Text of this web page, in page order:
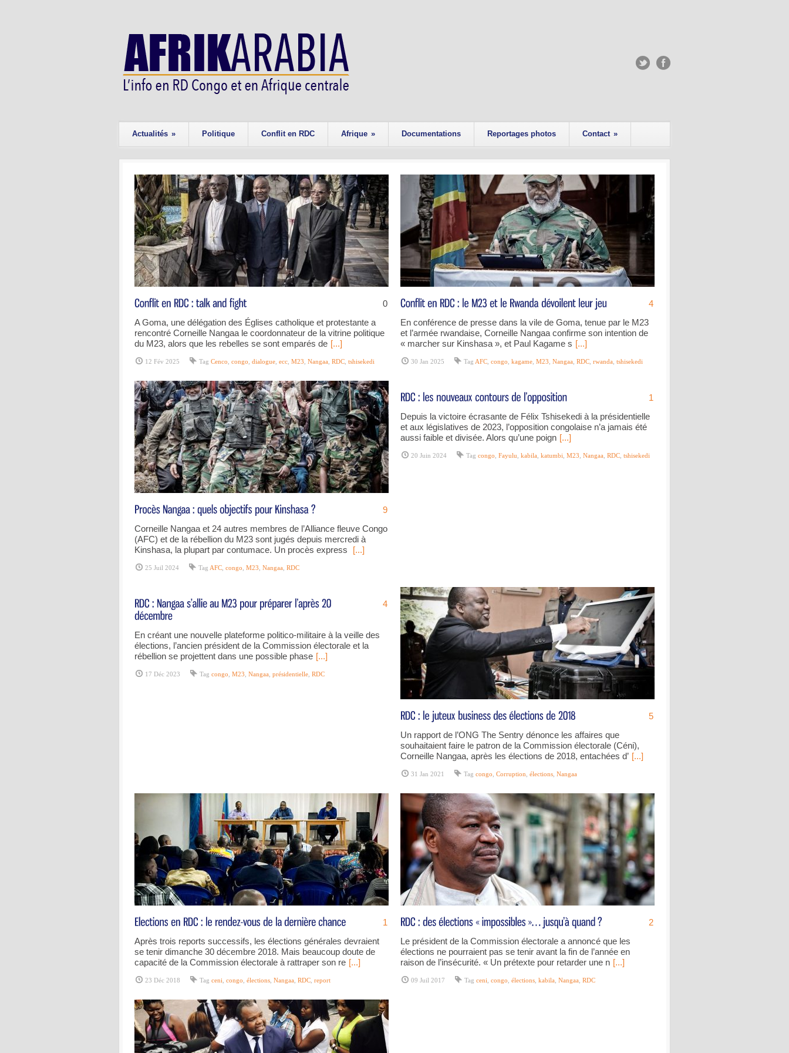
Actualités » Politique Conflit en RDC Afrique » Documentations Reportages photos Contact »
0
A Goma, une délégation des Églises catholique et protestante a
rencontré Corneille Nangaa le coordonnateur de la vitrine politique
du M23, alors que les rebelles se sont emparés de [...]
12 Fév 2025 Tag Cenco congo dialogue ecc M23 Nangaa RDC tshisekedi
4
En conférence de presse dans la vile de Goma, tenue par le M23
et l’armée rwandaise, Corneille Nangaa confirme son intention de
« marcher sur Kinshasa », et Paul Kagame s [...]
30 Jan 2025 Tag AFC congo kagame M23 Nangaa RDC rwanda tshisekedi
9
Corneille Nangaa et 24 autres membres de l’Alliance fleuve Congo
(AFC) et de la rébellion du M23 sont jugés depuis mercredi à
Kinshasa, la plupart par contumace. Un procès express
[...]
25 Juil 2024 Tag AFC congo M23 Nangaa RDC
1
Depuis la victoire écrasante de Félix Tshisekedi à la présidentielle
et aux législatives de 2023, l’opposition congolaise n’a jamais été
aussi faible et divisée. Alors qu’une poign [...]
20 Juin 2024 Tag congo Fayulu kabila katumbi M23 Nangaa RDC tshisekedi
4
En créant une nouvelle plateforme politico-militaire à la veille des
élections, l’ancien président de la Commission électorale et la
rébellion se projettent dans une possible phase [...]
17 Déc 2023 Tag congo M23 Nangaa présidentielle RDC
5
Un rapport de l’ONG The Sentry dénonce les affaires que
souhaitaient faire le patron de la Commission électorale (Céni),
Corneille Nangaa, après les élections de 2018, entachées d’ [...]
31 Jan 2021 Tag congo Corruption élections Nangaa
1
Après trois reports successifs, les élections générales devraient
se tenir dimanche 30 décembre 2018. Mais beaucoup doute de
capacité de la Commission électorale à rattraper son re [...]
23 Déc 2018 Tag ceni congo élections Nangaa RDC report
2
Le président de la Commission électorale a annoncé que les
élections ne pourraient pas se tenir avant la fin de l’année en
raison de l’insécurité. « Un prétexte pour retarder une n [...]
09 Juil 2017 Tag ceni congo élections kabila Nangaa RDC